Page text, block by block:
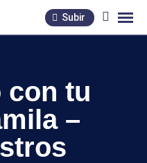
Subir
con tu
–